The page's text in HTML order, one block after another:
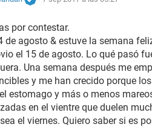
por contestar.
de agosto & estuve la semana
el 15 de agosto. Lo qué pasó
Una semana después me
y me han crecido porque
estomago y más o menos
en el vientre que duelen
el viernes. Quiero saber si es